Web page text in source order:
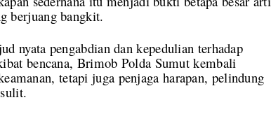
berjuang bangkit.
nyata pengabdian dan kepedulian terhadap
bencana, Brimob Polda Sumut kembali
tetapi juga penjaga harapan, pelindung